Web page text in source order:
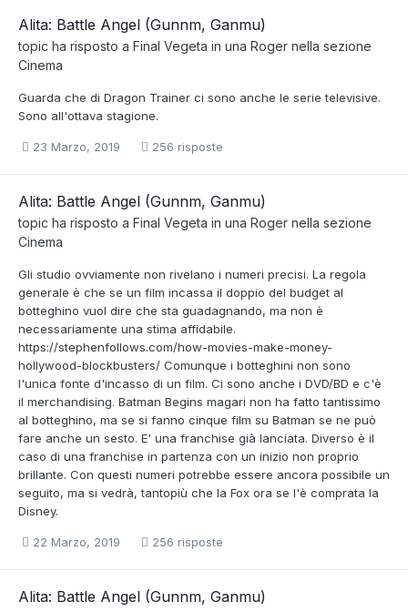
Alita: Battle Angel (Gunnm, Ganmu)
topic ha risposto a Final Vegeta in una Roger nella sezione
Cinema
Guarda che di Dragon Trainer ci sono anche le serie televisive.
Sono all'ottava stagione.
23 Marzo, 2019 256 risposte
Alita: Battle Angel (Gunnm, Ganmu)
topic ha risposto a Final Vegeta in una Roger nella sezione
Cinema
Gli studio ovviamente non rivelano i numeri precisi. La regola
generale è che se un film incassa il doppio del budget al
botteghino vuol dire che sta guadagnando, ma non è
necessariamente una stima affidabile.
https://stephenfollows.com/how-movies-make-money-
hollywood-blockbusters/ Comunque i botteghini non sono
l'unica fonte d'incasso di un film. Ci sono anche i DVD/BD e c'è
il merchandising. Batman Begins magari non ha fatto tantissimo
al botteghino, ma se si fanno cinque film su Batman se ne può
fare anche un sesto. E' una franchise già lanciata. Diverso è il
caso di una franchise in partenza con un inizio non proprio
brillante. Con questi numeri potrebbe essere ancora possibile un
seguito, ma si vedrà, tantopiù che la Fox ora se l'è comprata la
Disney.
22 Marzo, 2019 256 risposte
Alita: Battle Angel (Gunnm, Ganmu)